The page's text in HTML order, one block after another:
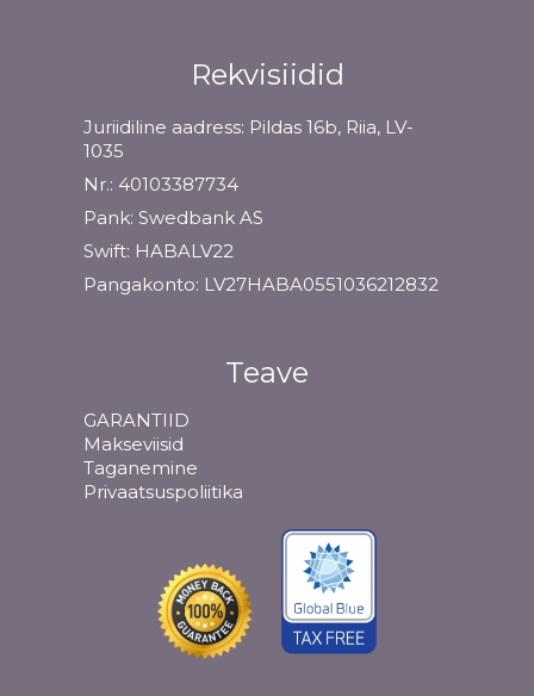
Rekvisiidid
Juriidiline aadress: Pildas 16b, Riia, LV-
1035
Nr.: 40103387734
Pank: Swedbank AS
Swift: HABALV22
Pangakonto: LV27HABA0551036212832
Teave
GARANTIID
Makseviisid
Taganemine
Privaatsuspoliitika